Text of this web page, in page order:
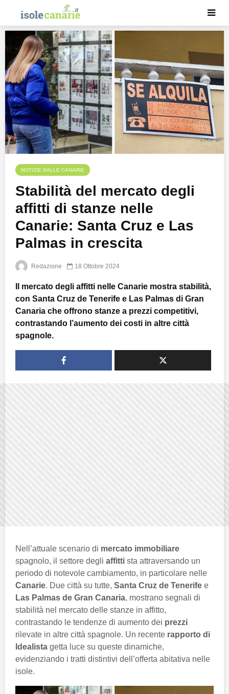
NOTIZIE DALLE CANARIE
Stabilità del mercato degli
affitti di stanze nelle
Canarie: Santa Cruz e Las
Palmas in crescita
Redazione 18 Ottobre 2024
Il mercato degli affitti nelle Canarie mostra stabilità,
con Santa Cruz de Tenerife e Las Palmas di Gran
Canaria che offrono stanze a prezzi competitivi,
contrastando l’aumento dei costi in altre città
spagnole.
Nell’attuale scenario di mercato immobiliare
spagnolo, il settore degli affitti sta attraversando un
periodo di notevole cambiamento, in particolare nelle
Canarie. Due città su tutte, Santa Cruz de Tenerife e
Las Palmas de Gran Canaria, mostrano segnali di
stabilità nel mercato delle stanze in affitto,
contrastando le tendenze di aumento dei prezzi
rilevate in altre città spagnole. Un recente rapporto di
Idealista getta luce su queste dinamiche,
evidenziando i tratti distintivi dell’offerta abitativa nelle
isole.